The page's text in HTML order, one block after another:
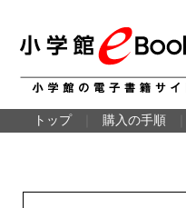
トップ 購入の手順